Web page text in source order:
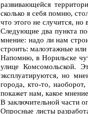
развивающейся
сколько я себя помню,
что этого не случится,
Следующие два пункта
мнение: надо ли нам
строить: малоэтажные
Напомню, в Норильске
улице Комсомольской.
эксплуатируются, но
города, кто-то,
покажет нам, какое
В заключительной части
Опросные листы